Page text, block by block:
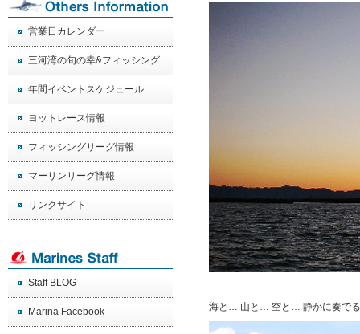
海と… 山と… 空と… 静かに奏でる
営業日カレンダー
三河湾の旬の幸&フィッシング
年間イベントスケジュール
ヨットレース情報
フィッシングリーグ情報
マーリンリーグ情報
リンクサイト
Staff BLOG
Marina Facebook